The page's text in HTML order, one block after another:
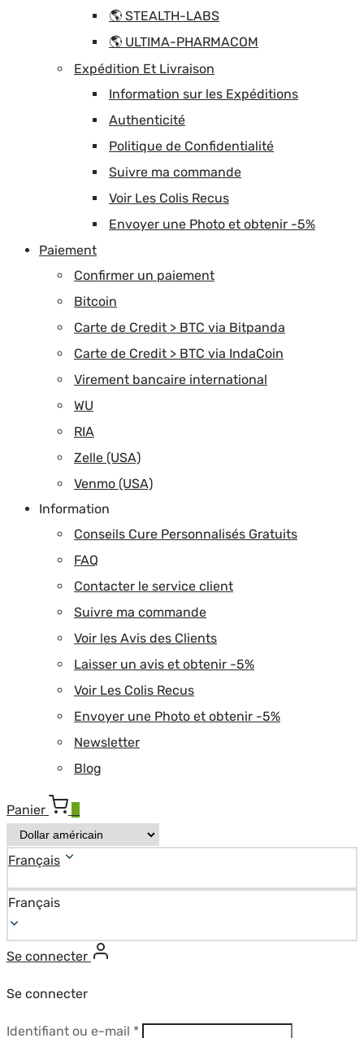
🌎 STEALTH-LABS
🌎 ULTIMA-PHARMACOM
Expédition Et Livraison
Information sur les Expéditions
Authenticité
Politique de Confidentialité
Suivre ma commande
Voir Les Colis Recus
Envoyer une Photo et obtenir -5%
Paiement
Confirmer un paiement
Bitcoin
Carte de Credit > BTC via Bitpanda
Carte de Credit > BTC via IndaCoin
Virement bancaire international
WU
RIA
Zelle (USA)
Venmo (USA)
Information
Conseils Cure Personnalisés Gratuits
FAQ
Contacter le service client
Suivre ma commande
Voir les Avis des Clients
Laisser un avis et obtenir -5%
Voir Les Colis Recus
Envoyer une Photo et obtenir -5%
Newsletter
Blog
Panier
Français
Français
Se connecter
Se connecter
Identifiant ou e-mail *Obligatoire